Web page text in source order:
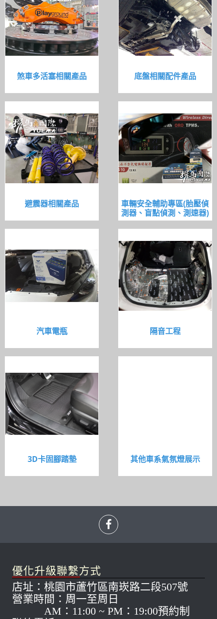
煞車多活塞相關產品 底盤相關配件產品
避震器相關產品
車輛安全輔助專區(胎壓偵
測器、盲點偵測、測速器)
汽車電瓶 隔音工程
3D卡固腳踏墊 其他車系氣氛燈展示
優化升級聯繫方式
店址：桃園市蘆竹區南崁路二段507號
營業時間：周一至周日
AM：11:00 ~ PM：19:00預約制